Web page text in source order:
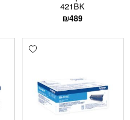
421BK
₪489
Add wishlist